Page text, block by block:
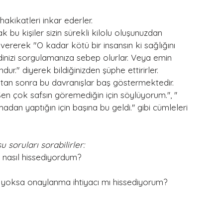
inkar ederler.
bu kişiler sizin sürekli kilolu oluşunuzdan
vererek "O kadar kötü bir insansın ki sağlığını
sorgulamanıza sebep olurlar. Veya emin
diyerek bildiğinizden şüphe ettirirler.
sonra bu davranışlar baş göstermektedir.
çok safsın göremediğin için söylüyorum.'', ''
yaptığın için başına bu geldi.'' gibi cümleleri
soruları sorabilirler:
hissediyordum?
onaylanma ihtiyacı mı hissediyorum?